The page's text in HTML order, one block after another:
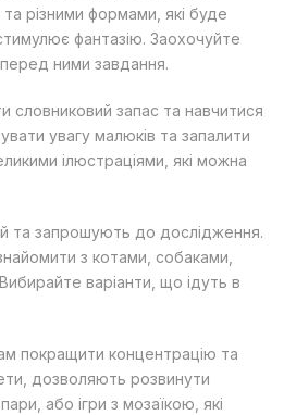
різними формами, які буде
фантазію. Заохочуйте
ними завдання.
запас та навчитися
увагу малюків та запалити
ілюстраціями, які можна
та запрошують до дослідження.
з котами, собаками,
варіанти, що ідуть в
покращити концентрацію та
дозволяють розвинути
або ігри з мозаїкою, які